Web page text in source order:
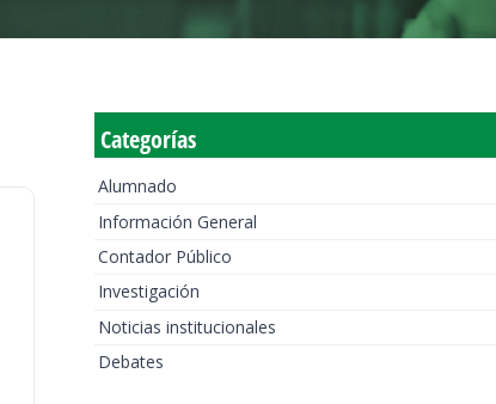
Categorías
Alumnado
Información General
Contador Público
Investigación
Noticias institucionales
Debates